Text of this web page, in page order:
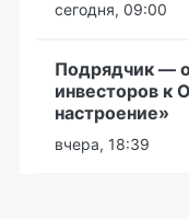
сегодня, 09:00
Подрядчик —
инвесторов к
настроение»
вчера, 18:39